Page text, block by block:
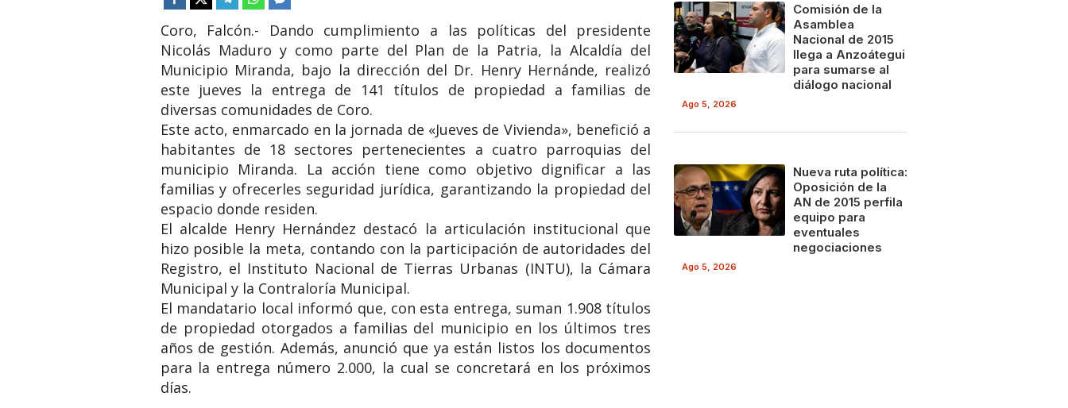
​Coro, Falcón.- Dando cumplimiento a las políticas del presidente
Nicolás Maduro y como parte del Plan de la Patria, la Alcaldía del
Municipio Miranda, bajo la dirección del Dr. Henry Hernánde, realizó
este jueves la entrega de 141 títulos de propiedad a familias de
diversas comunidades de Coro.
​Este acto, enmarcado en la jornada de «Jueves de Vivienda», benefició a
habitantes de 18 sectores pertenecientes a cuatro parroquias del
municipio Miranda. La acción tiene como objetivo dignificar a las
familias y ofrecerles seguridad jurídica, garantizando la propiedad del
espacio donde residen.
​El alcalde Henry Hernández destacó la articulación institucional que
hizo posible la meta, contando con la participación de autoridades del
Registro, el Instituto Nacional de Tierras Urbanas (INTU), la Cámara
Municipal y la Contraloría Municipal.
​El mandatario local informó que, con esta entrega, suman 1.908 títulos
de propiedad otorgados a familias del municipio en los últimos tres
años de gestión. Además, anunció que ya están listos los documentos
para la entrega número 2.000, la cual se concretará en los próximos
días.
Comisión de la
Asamblea
Nacional de 2015
llega a Anzoátegui
para sumarse al
diálogo nacional
Ago 5, 2026
Nueva ruta política:
Oposición de la
AN de 2015 perfila
equipo para
eventuales
negociaciones
Ago 5, 2026